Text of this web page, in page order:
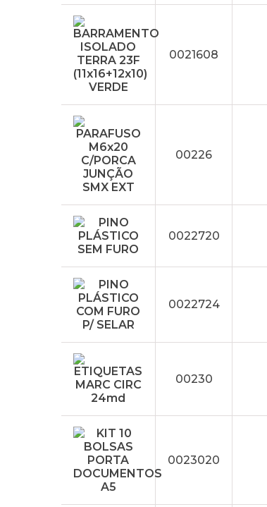
0021608
00226
0022720
0022724
00230
0023020